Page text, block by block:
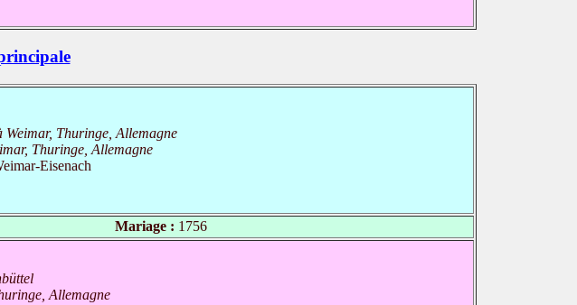
Weimar, Thuringe, Allemagne
Thuringe, Allemagne
Eisenach
Mariage : 1756
Allemagne